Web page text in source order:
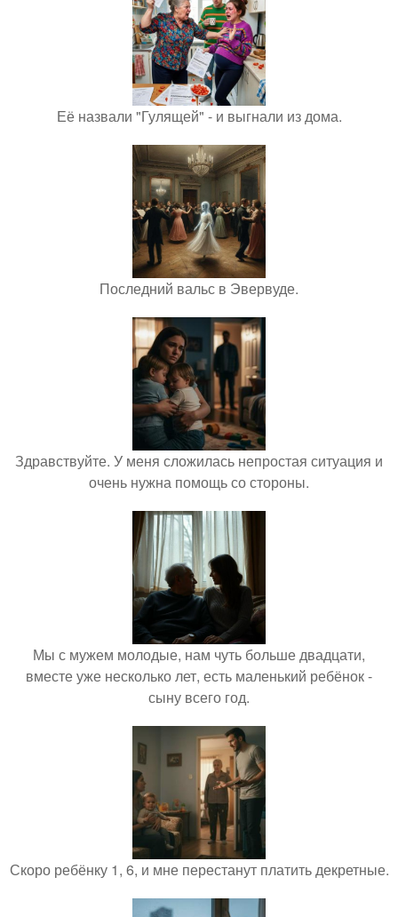
Её назвали "Гулящей" - и выгнали из дома.
Последний вальс в Эвервуде.
Здравствуйте. У меня сложилась непростая ситуация и
очень нужна помощь со стороны.
Мы с мужем молодые, нам чуть больше двадцати,
вместе уже несколько лет, есть маленький ребёнок -
сыну всего год.
Скоро ребёнку 1, 6, и мне перестанут платить декретные.